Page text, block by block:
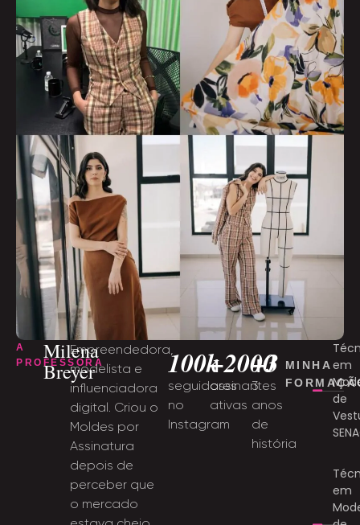
A
PROFESSORA
Milena
Breyer
Empreendedora,
modelista e
influenciadora
digital. Criou o
Moldes por
Assinatura
depois de
perceber que
o mercado
100k
seguidores
no
Instagram
+2000
assinantes
ativas
+3
3
anos
de
história
MINHAem
de
em